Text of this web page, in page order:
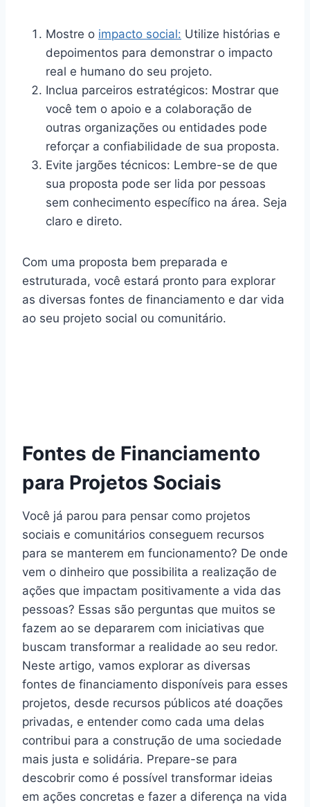
Mostre o impacto social: Utilize histórias e
depoimentos para demonstrar o impacto
real e humano do seu projeto.
Inclua parceiros estratégicos: Mostrar que
você tem o apoio e a colaboração de
outras organizações ou entidades pode
reforçar a confiabilidade de sua proposta.
Evite jargões técnicos: Lembre-se de que
sua proposta pode ser lida por pessoas
sem conhecimento específico na área. Seja
claro e direto.
Com uma proposta bem preparada e
estruturada, você estará pronto para explorar
as diversas fontes de financiamento e dar vida
ao seu projeto social ou comunitário.
Fontes de Financiamento
para Projetos Sociais
Você já parou para pensar como projetos
sociais e comunitários conseguem recursos
para se manterem em funcionamento? De onde
vem o dinheiro que possibilita a realização de
ações que impactam positivamente a vida das
pessoas? Essas são perguntas que muitos se
fazem ao se depararem com iniciativas que
buscam transformar a realidade ao seu redor.
Neste artigo, vamos explorar as diversas
fontes de financiamento disponíveis para esses
projetos, desde recursos públicos até doações
privadas, e entender como cada uma delas
contribui para a construção de uma sociedade
mais justa e solidária. Prepare-se para
descobrir como é possível transformar ideias
em ações concretas e fazer a diferença na vida